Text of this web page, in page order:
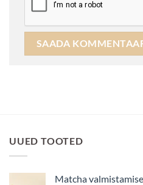
UUED TOOTED
Matcha